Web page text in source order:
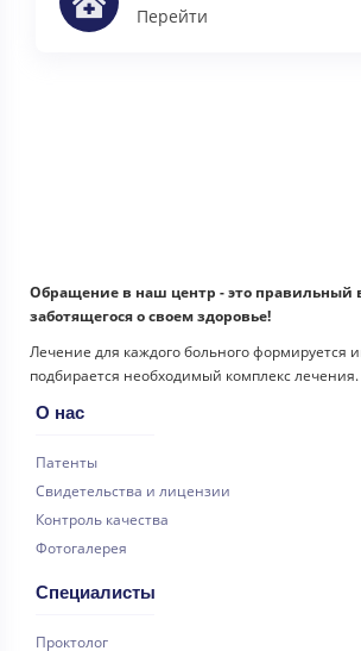
Перейти
Обращение в наш центр - это правильный
заботящегося о своем здоровье!
Лечение для каждого больного формируется
подбирается необходимый комплекс лечения.
О нас
Патенты
Свидетельства и лицензии
Контроль качества
Фотогалерея
Специалисты
Проктолог